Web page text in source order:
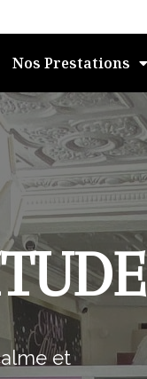
Nos Prestations
et